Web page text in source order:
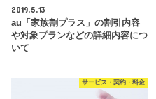
2019.5.13
au「家族割プラス」の割引内容
や対象プランなどの詳細内容につ
いて
サービス・契約・料金